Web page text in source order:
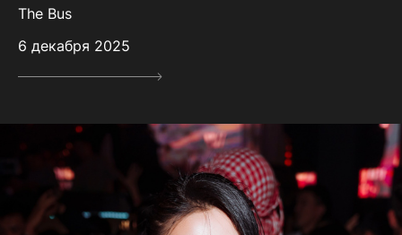
The Bus
6 декабря 2025